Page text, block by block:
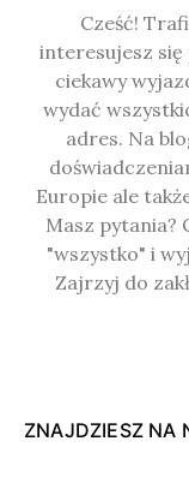
Cześć!
interesujesz się
ciekawy
wydać
adres. Na
Europie ale
Masz pytania?
"wszystko" i
Zajrzyj do
ZNAJDZIESZ NA